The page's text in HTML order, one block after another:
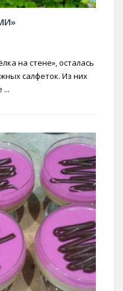
на стене», осталась
салфеток. Из них
...